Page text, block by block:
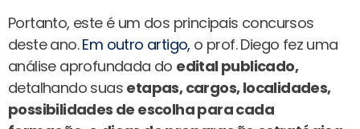
Portanto, este é um dos principais concursos
deste ano.Em outro artigo, o prof. Diego fez uma
análise aprofundada do edital publicado,
detalhando suas etapas, cargos, localidades,
possibilidades de escolha para cada